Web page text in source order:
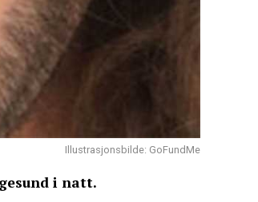
Illustrasjonsbilde: GoFundMe
i natt.